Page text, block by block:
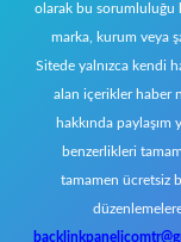
olarak bu sorumluluğu
marka, kurum veya
Sitede yalnızca kendi
alan içerikler haber
hakkında
benzerlikleri
tamamen ücretsiz